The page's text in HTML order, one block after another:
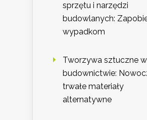
sprzętu i narzędzi
budowlanych:
wypadkom
Tworzywa sztuczne w
budownictwie:
trwałe materiały
alternatywne